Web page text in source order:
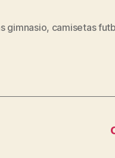
gimnasio, camisetas